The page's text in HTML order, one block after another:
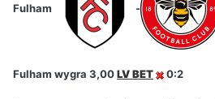
Fulham -
Fulham wygra 3,00LV BET 0:2